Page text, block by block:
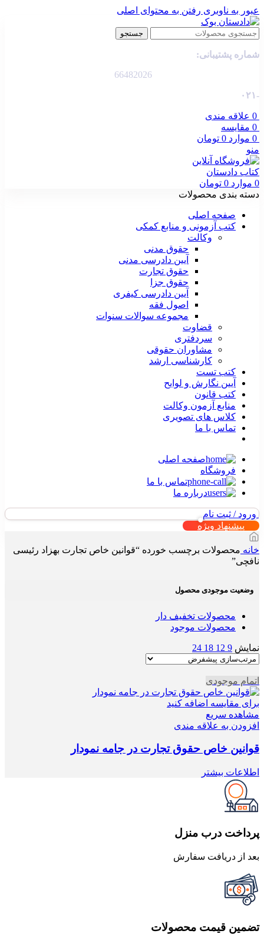
عبور به ناوبری رفتن به محتوای اصلی
جستجو
شماره پشتیبانی:
66482026
-۰۲۱
0 علاقه مندی
0 مقایسه
0 موارد 0 تومان
منو
0 موارد 0 تومان
دسته بندی محصولات
صفحه اصلی
کتب آزمونی و منابع کمکی
وکالت
حقوق مدنی
آیین دادرسی مدنی
حقوق تجارت
حقوق جزا
آیین دادرسی کیفری
اصول فقه
مجموعه سوالات سنوات
قضاوت
سردفتری
مشاوران حقوقی
کارشناسی ارشد
کتب تست
آیین نگارش و لوایح
کتب قانون
منابع آزمون وکالت
کلاس های تصویری
تماس با ما
صفحه اصلی
فروشگاه
تماس با ما
درباره ما
ورود / ثبت نام
پیشنهاد ویژه
خانه محصولات برچسب خورده “قوانین خاص تجارت بهزاد رئیسی
نافچی”
وضعیت موجودی محصول
محصولات تخفیف دار
محصولات موجود
نمایش 9
12
18
24
اتمام موجودی
برای مقایسه اضافه کنید
مشاهده سریع
افزودن به علاقه مندی
قوانین خاص حقوق تجارت در جامه نمودار
اطلاعات بیشتر
پرداخت درب منزل
بعد از دریافت سفارش
تضمین قیمت محصولات